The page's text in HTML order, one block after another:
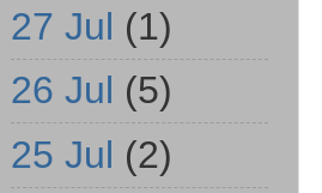
27 Jul (1)
26 Jul (5)
25 Jul (2)